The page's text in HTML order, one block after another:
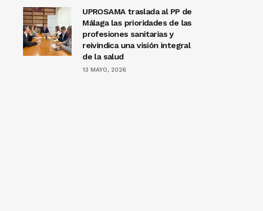
UPROSAMA traslada al PP de
Málaga las prioridades de las
profesiones sanitarias y
reivindica una visión integral
de la salud
13 MAYO, 2026